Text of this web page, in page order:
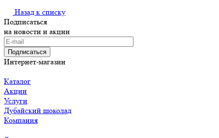
Назад к списку
Подписаться
на новости и акции
Подписаться
Интернет-магазин
Каталог
Акции
Услуги
Дубайский шоколад
Компания